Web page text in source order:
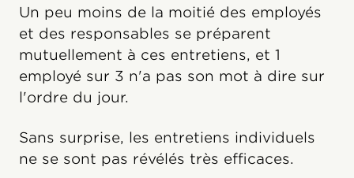
Un peu moins de la moitié des employés
et des responsables se préparent
mutuellement à ces entretiens, et 1
employé sur 3 n'a pas son mot à dire sur
l'ordre du jour.
Sans surprise, les entretiens individuels
ne se sont pas révélés très efficaces.